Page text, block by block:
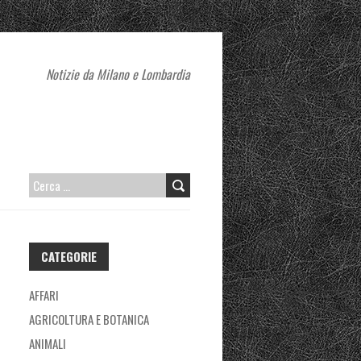
Notizie da Milano e Lombardia
RICERCA
CATEGORIE
AFFARI
AGRICOLTURA E BOTANICA
ANIMALI